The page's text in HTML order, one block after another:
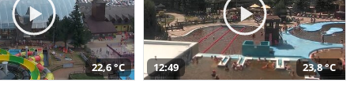
22,6 °C 12:49 23,8 °C